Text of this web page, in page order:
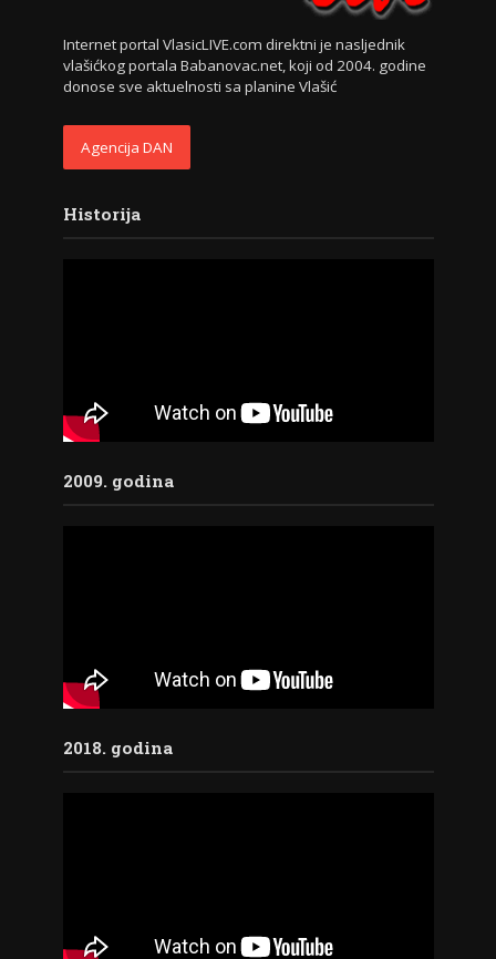
Internet portal VlasicLIVE.com direktni je nasljednik
vlašićkog portala Babanovac.net, koji od 2004. godine
donose sve aktuelnosti sa planine Vlašić
Agencija DAN
Historija
2009. godina
2018. godina